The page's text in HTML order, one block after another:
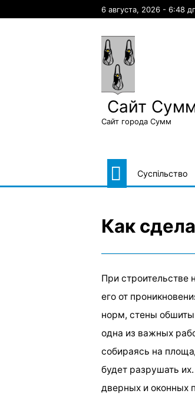
6 августа, 2026 - 6:48
Сайт
Сайт города Сумм
Суспільство
Как
При строительстве
его от
норм, стены
одна из важных
собираясь на
будет разрушать
дверных и оконных